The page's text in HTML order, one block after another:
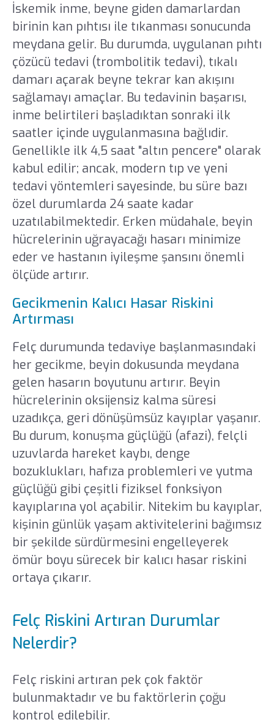
İskemik inme, beyne giden damarlardan
birinin kan pıhtısı ile tıkanması sonucunda
meydana gelir. Bu durumda, uygulanan pıhtı
çözücü tedavi (trombolitik tedavi), tıkalı
damarı açarak beyne tekrar kan akışını
sağlamayı amaçlar. Bu tedavinin başarısı,
inme belirtileri başladıktan sonraki ilk
saatler içinde uygulanmasına bağlıdir.
Genellikle ilk 4,5 saat "altın pencere" olarak
kabul edilir; ancak, modern tıp ve yeni
tedavi yöntemleri sayesinde, bu süre bazı
özel durumlarda 24 saate kadar
uzatılabilmektedir. Erken müdahale, beyin
hücrelerinin uğrayacağı hasarı minimize
eder ve hastanın iyileşme şansını önemli
ölçüde artırır.
Gecikmenin Kalıcı Hasar Riskini
Artırması
Felç durumunda tedaviye başlanmasındaki
her gecikme, beyin dokusunda meydana
gelen hasarın boyutunu artırır. Beyin
hücrelerinin oksijensiz kalma süresi
uzadıkça, geri dönüşümsüz kayıplar yaşanır.
Bu durum, konuşma güçlüğü (afazi), felçli
uzuvlarda hareket kaybı, denge
bozuklukları, hafıza problemleri ve yutma
güçlüğü gibi çeşitli fiziksel fonksiyon
kayıplarına yol açabilir. Nitekim bu kayıplar,
kişinin günlük yaşam aktivitelerini bağımsız
bir şekilde sürdürmesini engelleyerek
ömür boyu sürecek bir kalıcı hasar riskini
ortaya çıkarır.
Felç Riskini Artıran Durumlar
Nelerdir?
Felç riskini artıran pek çok faktör
bulunmaktadır ve bu faktörlerin çoğu
kontrol edilebilir.